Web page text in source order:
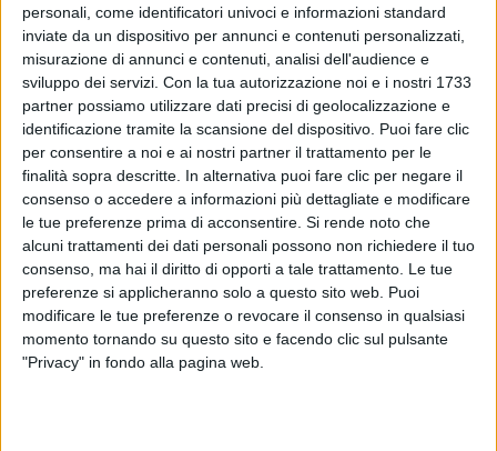
personali, come identificatori univoci e informazioni standard
inviate da un dispositivo per annunci e contenuti personalizzati,
misurazione di annunci e contenuti, analisi dell'audience e
sviluppo dei servizi. Con la tua autorizzazione noi e i nostri 1733
partner possiamo utilizzare dati precisi di geolocalizzazione e
identificazione tramite la scansione del dispositivo. Puoi fare clic
per consentire a noi e ai nostri partner il trattamento per le
finalità sopra descritte. In alternativa puoi fare clic per negare il
consenso o accedere a informazioni più dettagliate e modificare
le tue preferenze prima di acconsentire. Si rende noto che
alcuni trattamenti dei dati personali possono non richiedere il tuo
consenso, ma hai il diritto di opporti a tale trattamento. Le tue
preferenze si applicheranno solo a questo sito web. Puoi
modificare le tue preferenze o revocare il consenso in qualsiasi
momento tornando su questo sito e facendo clic sul pulsante
"Privacy" in fondo alla pagina web.
Il 1980 è stato un anno pieno disuccessi per la
musica italiana. Pensiamo a “Luna” diGianni Tognio
a “ Una giornata uggiosa” dell’indimenticabileLucio
. Fra le hit, c’è anche “ Stella stai
Umberto Tozziha eseguito dal vivo nella decima
edizione di RADIO ITALIA LIVE